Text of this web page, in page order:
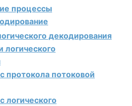
процессы
декодирования
логического
протокола потоковой
логического